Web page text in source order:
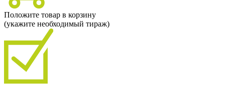
Положите товар в корзину
(укажите необходимый тираж)